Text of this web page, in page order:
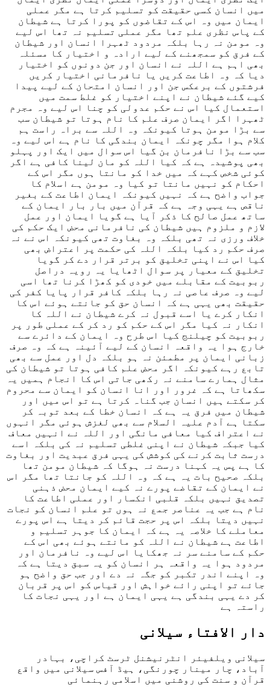
میں انسان کسی حقیقت کو تسلیم کرتا ہے مگر عملی
ایمان میں وہ اس کے تقاضوں کو پورا کرتا ہے شیطان
کے پاس نظری علم تھا مگر عملی تسلیم نہ تھا اس لیے
وہ مومن نہ رہا بلکہ مردود ٹھہرا انسان اور شیطان
کے فرق کو سمجھنے کے لیے ارادہ و اختیار کا مسئلہ
بھی اہم ہے اللہ نے انسان اور جن دونوں کو اختیار
دیا کہ وہ اطاعت کریں یا نافرمانی اختیار کریں
فرشتوں کے برعکس جن اور انسان امتحان کے لیے پیدا
کیے گئے شیطان نے اپنے اختیار کو غلط سمت میں
استعمال کیا اس نے حکم عدولی کو چنا اس لیے وہ مجرم
ٹھہرا اگر ایمان صرف علم کا نام ہوتا تو شیطان سب
سے بڑا مومن ہوتا کیونکہ وہ اللہ سے براہ راست ہم
کلام ہوا مگر چونکہ ایمان بندگی کا نام ہے اس لیے وہ
سب سے بڑا نافرمان بن گیا اس سوال میں ایک اور پہلو
بھی پوشیدہ ہے کہ کیا اللہ کو مان لینا کافی ہے اگر
کوئی شخص کہے کہ میں خدا کو مانتا ہوں مگر اس کے
احکام کو نہیں مانتا تو کیا وہ مومن ہے اسلام کا
جواب واضح ہے کہ نہیں کیونکہ ایمان اطاعت کے بغیر
ناقص ہے یہی وجہ ہے کہ قرآن میں بار بار ایمان کے
ساتھ عمل صالح کا ذکر آیا ہے گویا ایمان اور عمل
لازم و ملزوم ہیں شیطان کی نافرمانی محض ایک حکم کی
خلاف ورزی نہ تھی بلکہ وہ بغاوت تھی کیونکہ اس نے نہ
صرف حکم رد کیا بلکہ اللہ کی حکمت پر اعتراض بھی
کیا اس نے اپنی تخلیق کو برتر قرار دے کر گویا
تخلیق کے معیار پر سوال اٹھایا یہ رویہ دراصل
ربوبیت کے مقابلے میں خودی کو کھڑا کرنا تھا اسی
لیے وہ صرف عاصی نہ رہا بلکہ کافر قرار پایا کفر کی
حقیقت بھی یہی ہے کہ انسان حق کو جانتے ہوئے اس کا
انکار کرے یا اسے قبول نہ کرے شیطان نے اللہ کا
انکار نہ کیا مگر اس کے حکم کو رد کر کے عملی طور پر
ربوبیت کو چیلنج کیا اس طرح وہ ایمان کے دائرے سے
خارج ہوا یہ واقعہ انسان کے لیے آئینہ ہے کہ وہ صرف
زبانی ایمان پر مطمئن نہ ہو بلکہ دل اور عمل سے بھی
تابع رہے کیونکہ اگر محض علم کافی ہوتا تو شیطان کی
مثال ہمارے سامنے نہ رکھی جاتی اس کا انجام ہمیں یہ
سکھاتا ہے کہ غرور اور انا انسان کو ایمان سے محروم
کر سکتے ہیں انسان جب گناہ کرتا ہے تو اس میں اور
شیطان میں فرق یہ ہے کہ انسان خطا کے بعد توبہ کر
سکتا ہے آدم علیہ السلام سے بھی لغزش ہوئی مگر انہوں
نے اعتراف کیا معافی مانگی اور اللہ نے انہیں معاف
کیا جبکہ شیطان نے اپنی غلطی تسلیم نہ کی بلکہ اسے
درست ثابت کرنے کی کوشش کی یہی فرق عبدیت اور بغاوت
کا ہے پس یہ کہنا درست نہ ہوگا کہ شیطان مومن تھا
بلکہ صحیح بات یہ ہے کہ وہ اللہ کو جانتا تھا مگر اس
نے ایمان کے تقاضے پورے نہ کیے ایمان محض ذہنی
تصدیق نہیں بلکہ قلبی انکسار اور عملی اطاعت کا
نام ہے جب یہ عناصر جمع نہ ہوں تو علم انسان کو نجات
نہیں دیتا بلکہ اس پر حجت قائم کر دیتا ہے اس پورے
معاملے کا خلاصہ یہ ہے کہ ایمان کا جوہر تسلیم و
اطاعت ہے شیطان نے اللہ کو مانتے ہوئے بھی اس کے
حکم کے سامنے سر نہ جھکایا اس لیے وہ نافرمان اور
مردود ہوا یہ واقعہ ہر انسان کو یہ سبق دیتا ہے کہ
وہ اپنے اندر تکبر کو جگہ نہ دے اور جب حق واضح ہو
جائے تو اپنی رائے خواہش اور قیاس کو اس پر قربان
کر دے یہی بندگی ہے یہی ایمان ہے اور یہی نجات کا
راستہ ہے
دار الافتاء سیلانی
سیلانی ویلفیئر انٹرنیشنل ٹرسٹ کراچی، بہادر
آباد، چار مینار چورنگی، ہیڈ آفس سیلانی میں واقع
قرآن و سنت کی روشنی میں اسلامی رہنمائی